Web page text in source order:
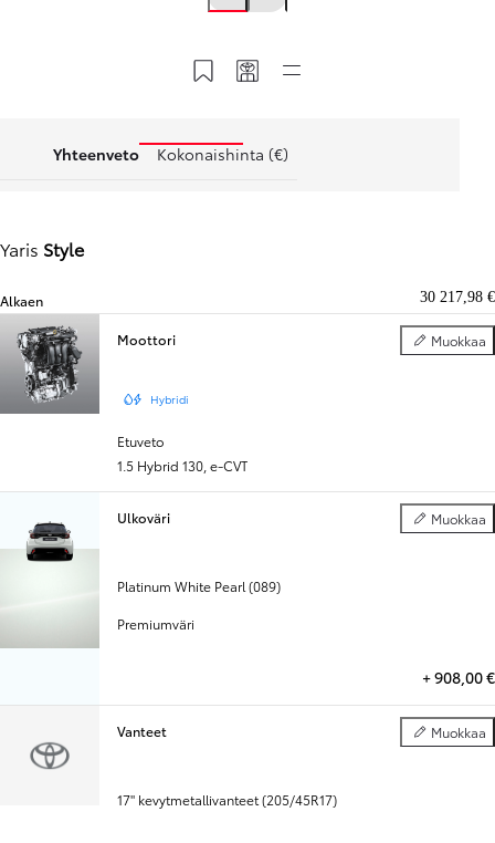
Tallenna MyToyotaanHyödynnä Toyota-koodi
Yhteenveto Kokonaishinta (€)
Yaris Style
Alkaen 30 217,98 €
Moottori Muokkaa
Moottori
Hybridi
Etuveto
1.5 Hybrid 130, e-CVT
Ulkoväri Muokkaa
Ulkoväri
Platinum White Pearl (089)
Premiumväri
+908,00 €
Vanteet Muokkaa
Vanteet
17" kevytmetallivanteet (205/45R17)